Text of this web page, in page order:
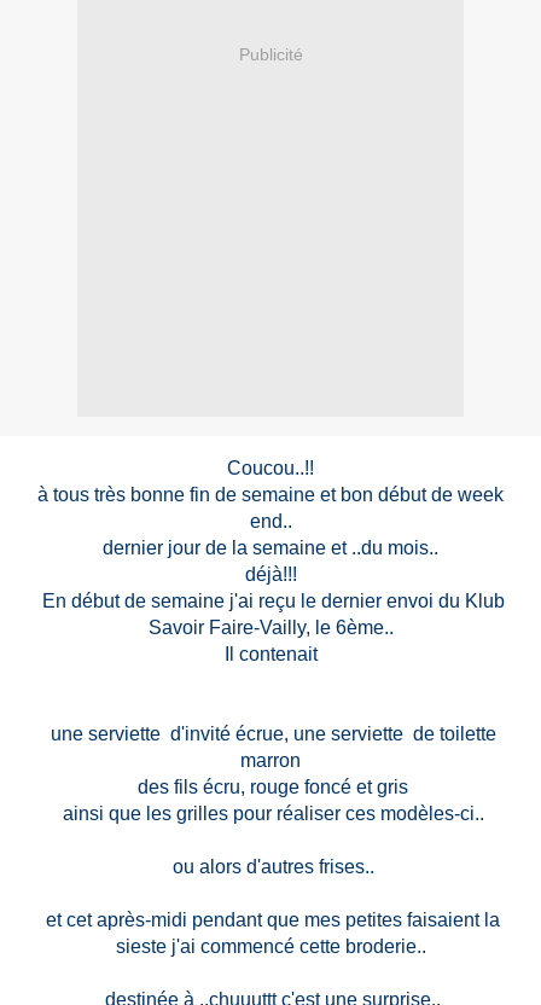
Publicité
Coucou..!!
à tous très bonne fin de semaine et bon début de week
end..
dernier jour de la semaine et ..du mois..
déjà!!!
En début de semaine j'ai reçu le dernier envoi du Klub
Savoir Faire-Vailly, le 6ème..
Il contenait
une serviette d'invité écrue, une serviette de toilette
marron
des fils écru, rouge foncé et gris
ainsi que les grilles pour réaliser ces modèles-ci..
ou alors d'autres frises..
et cet après-midi pendant que mes petites faisaient la
sieste j'ai commencé cette broderie..
destinée à ..chuuuttt c'est une surprise..